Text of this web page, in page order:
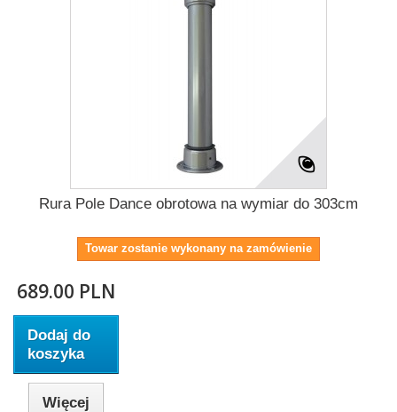
Rura Pole Dance obrotowa na wymiar do 303cm
Towar zostanie wykonany na zamówienie
689.00 PLN
Dodaj do
koszyka
Więcej